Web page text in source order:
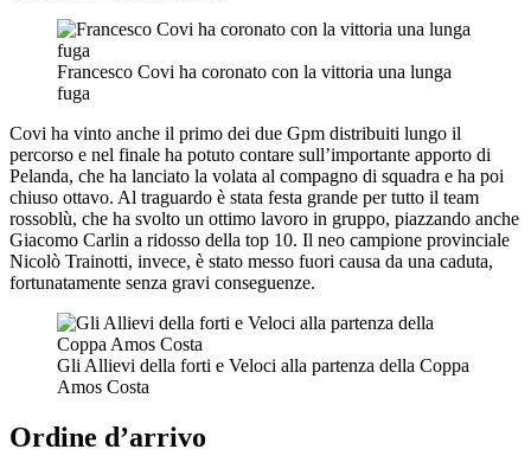
Francesco Covi ha coronato con la vittoria una lunga
fuga
Covi ha vinto anche il primo dei due Gpm distribuiti lungo il
percorso e nel finale ha potuto contare sull’importante apporto di
Pelanda, che ha lanciato la volata al compagno di squadra e ha poi
chiuso ottavo. Al traguardo è stata festa grande per tutto il team
rossoblù, che ha svolto un ottimo lavoro in gruppo, piazzando anche
Giacomo Carlin a ridosso della top 10. Il neo campione provinciale
Nicolò Trainotti, invece, è stato messo fuori causa da una caduta,
fortunatamente senza gravi conseguenze.
Gli Allievi della forti e Veloci alla partenza della Coppa
Amos Costa
Ordine d’arrivo